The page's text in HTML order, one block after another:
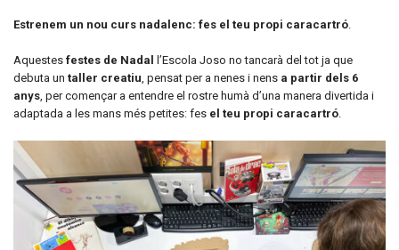
Estrenem un nou curs nadalenc: fes el teu propi caracartró
Aquestes festes de Nadal
l’Escola Joso no tancarà del tot ja que
debuta un taller creatiu , pensat per a nenes i nens a partir dels 6
anys , per començar a entendre el rostre humà d’una manera divertida i
adaptada a les mans més petites: fes el teu propi caracartró